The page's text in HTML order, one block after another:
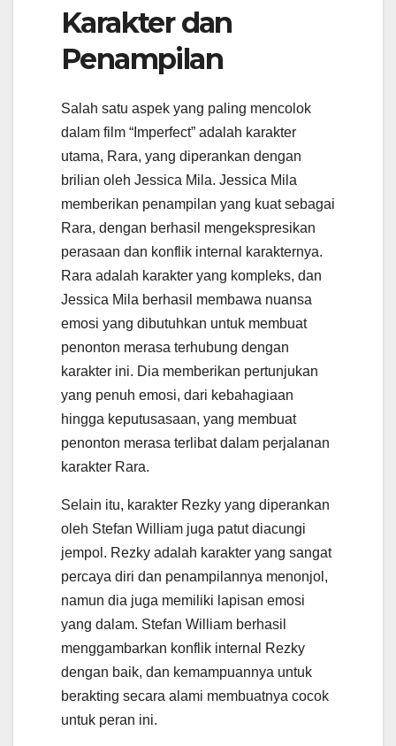
Karakter dan
Penampilan
Salah satu aspek yang paling mencolok
dalam film “Imperfect” adalah karakter
utama, Rara, yang diperankan dengan
brilian oleh Jessica Mila. Jessica Mila
memberikan penampilan yang kuat sebagai
Rara, dengan berhasil mengekspresikan
perasaan dan konflik internal karakternya.
Rara adalah karakter yang kompleks, dan
Jessica Mila berhasil membawa nuansa
emosi yang dibutuhkan untuk membuat
penonton merasa terhubung dengan
karakter ini. Dia memberikan pertunjukan
yang penuh emosi, dari kebahagiaan
hingga keputusasaan, yang membuat
penonton merasa terlibat dalam perjalanan
karakter Rara.
Selain itu, karakter Rezky yang diperankan
oleh Stefan William juga patut diacungi
jempol. Rezky adalah karakter yang sangat
percaya diri dan penampilannya menonjol,
namun dia juga memiliki lapisan emosi
yang dalam. Stefan William berhasil
menggambarkan konflik internal Rezky
dengan baik, dan kemampuannya untuk
berakting secara alami membuatnya cocok
untuk peran ini.